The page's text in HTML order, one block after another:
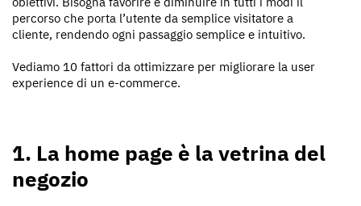
percorso che porta l’utente da semplice visitatore a
cliente, rendendo ogni passaggio semplice e intuitivo.
Vediamo 10 fattori da ottimizzare per migliorare la user
experience di un e-commerce.
1. La home page è la vetrina del
negozio